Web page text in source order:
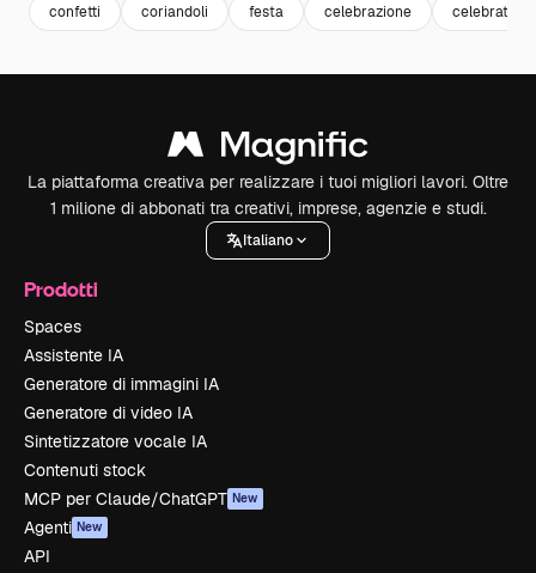
confetti coriandoli festa celebrazione celebration
La piattaforma creativa per realizzare i tuoi migliori lavori. Oltre
1 milione di abbonati tra creativi, imprese, agenzie e studi.
Italiano
Prodotti
Spaces
Assistente IA
Generatore di immagini IA
Generatore di video IA
Sintetizzatore vocale IA
Contenuti stock
MCP per Claude/ChatGPT New
Agenti New
API